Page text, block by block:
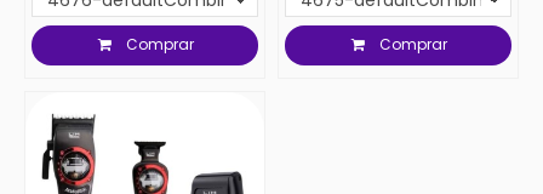
Comprar Comprar